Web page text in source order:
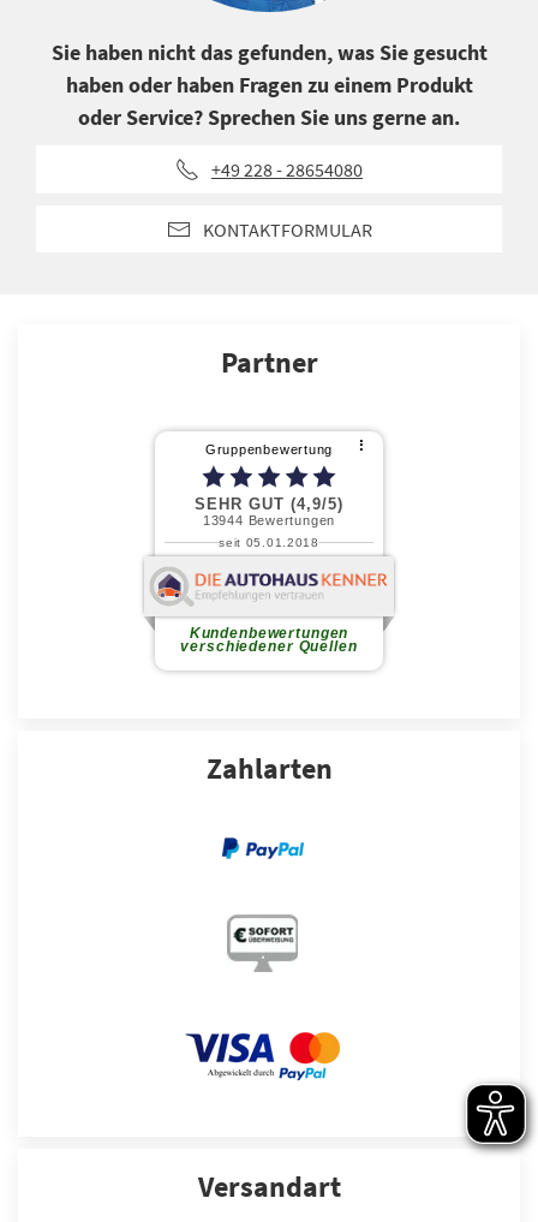
Sie haben nicht das gefunden, was Sie gesucht
haben oder haben Fragen zu einem Produkt
oder Service? Sprechen Sie uns gerne an.
+49 228 - 28654080
KONTAKTFORMULAR
Partner
Zahlarten
Versandart